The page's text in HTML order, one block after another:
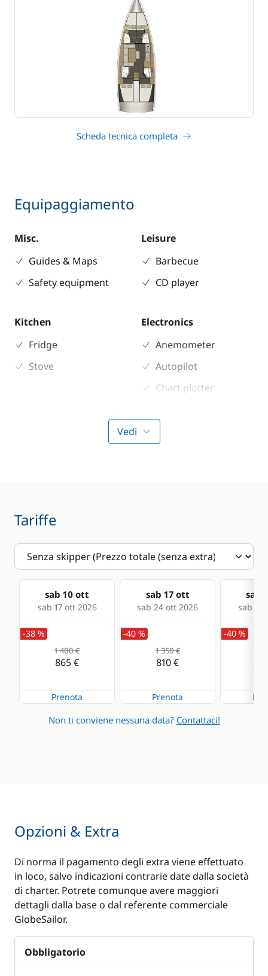
Scheda tecnica completa
Equipaggiamento
Misc.
Guides & Maps
Safety equipment
Leisure
Barbecue
CD player
Kitchen
Fridge
Stove
Electronics
Anemometer
Autopilot
Chart plotter
Deck equipment
Bow thruster
Capottina
paraspruzzi
Deck hand shower
Electric Windlass
Swimming ladder
Riscaldamento
Vedi
Tariffe
sab 10 ott
sab 17 ott 2026
sab 17 ott
sab 24 ott 2026
sab
sab 31
-38 %
1 400 €
865 €
Prenota
-40 %
1 350 €
810 €
Prenota
-40 %
Non ti conviene nessuna data? Contattaci!
Opzioni & Extra
Di norma il pagamento degli extra viene effettuato
in loco, salvo indicazioni contrarie date dalla società
di charter. Potrete comunque avere maggiori
dettagli dalla base o dal referente commerciale
GlobeSailor.
Obbligatorio